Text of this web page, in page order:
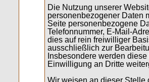
Die Nutzung unserer
personenbezogener Daten
Seite personenbezogene
Telefonnummer, E-Mail-
dies auf rein freiwilliger
ausschließlich zur
Insbesondere werden
Einwilligung an Dritte
Wir weisen an dieser Stelle